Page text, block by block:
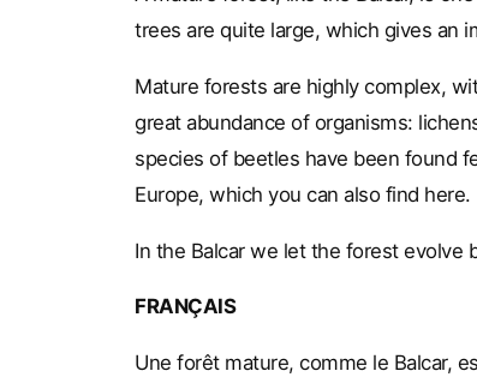
trees are quite large, which gives an
Mature forests are highly complex,
great abundance of organisms:
species of beetles have been found
Europe, which you can also find here.
In the Balcar we let the forest evolve
FRANÇAIS
Une forêt mature, comme le Balcar,